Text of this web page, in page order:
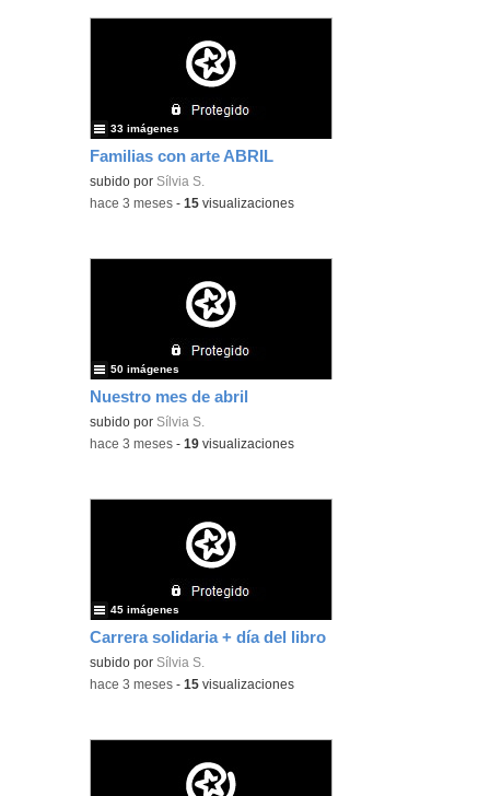
Familias con arte ABRIL
subido por Sílvia S.
33 imágenes
-hace 3 meses -15 visualizaciones
Nuestro mes de abril
subido por Sílvia S.
50 imágenes
-hace 3 meses -19 visualizaciones
Carrera solidaria + día del libro
subido por Sílvia S.
45 imágenes
-hace 3 meses -15 visualizaciones